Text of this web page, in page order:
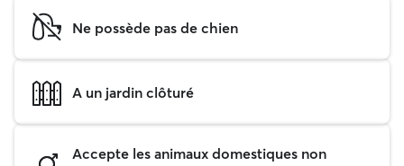
Ne possède pas de chien
A un jardin clôturé
Accepte les animaux domestiques non